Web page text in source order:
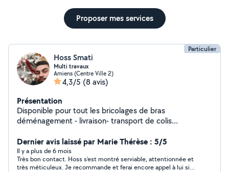
Proposer mes services
Particulier
Hoss Smati
Multi travaux
Amiens (Centre Ville 2)
4,3/5 (8 avis)
Présentation
Disponible pour tout les bricolages de bras
déménagement - livraison- transport de colis
des prix raisonnable. N'hésitez pas à me contacter pour
plus d'informations.
Dernier avis laissé par Marie Thérèse : 5/5
Il y a plus de 6 mois
Très bon contact. Hoss s'est montré serviable, attentionnée et
très méticuleux. Je recommande et ferai encore appel à lui si